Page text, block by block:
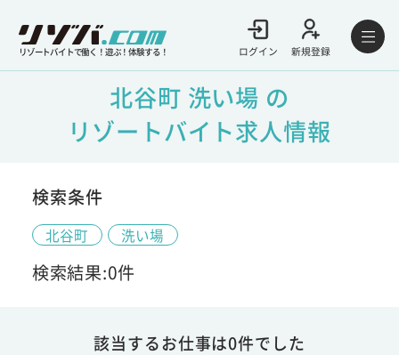
リゾートバイトで働く！遊ぶ！体験する！ ログイン 新規登録
北谷町 洗い場 の
リゾートバイト求人情報
検索条件
北谷町 洗い場
検索結果:0件
該当するお仕事は0件でした